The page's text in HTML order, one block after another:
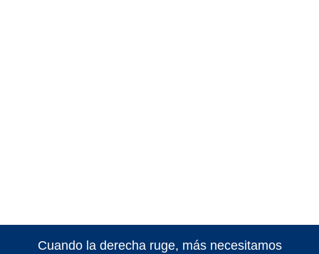
Cuando la derecha ruge, más necesitamos